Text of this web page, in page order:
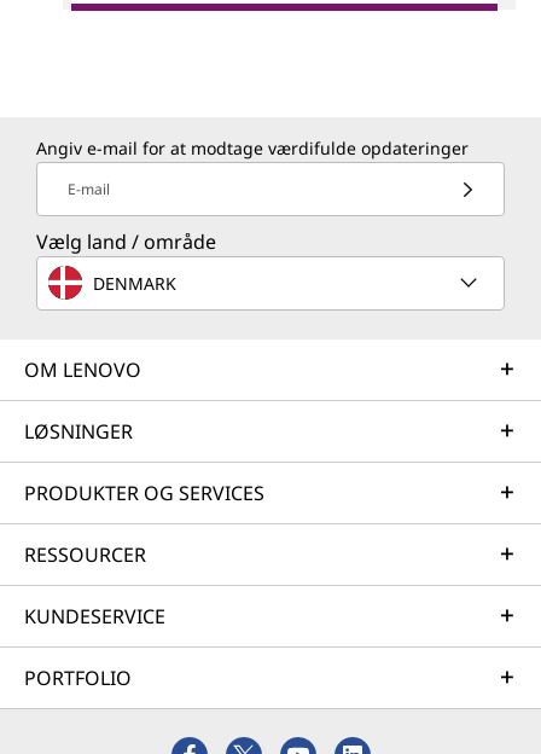
Angiv e-mail for at modtage værdifulde opdateringer
E-mail
Vælg land / område
DENMARK
OM LENOVO
LØSNINGER
PRODUKTER OG SERVICES
RESSOURCER
KUNDESERVICE
PORTFOLIO